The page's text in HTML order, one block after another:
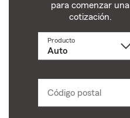
para comenzar una
cotización.
ProductoSelecciona
Código postal